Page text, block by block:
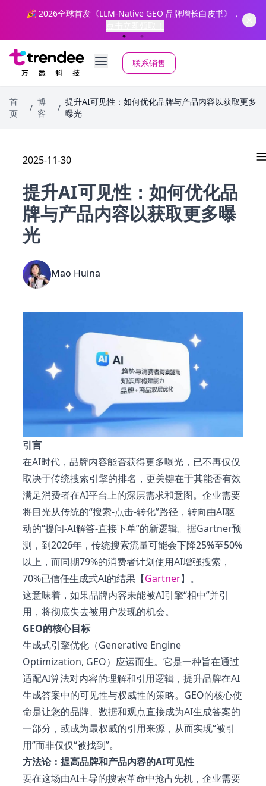
🎉 2026全球首发《LLM-Native GEO 品牌增长白皮书》，
联系销售
首
页
/
博
客
/
提升AI可见性：如何优化品牌与产品内容以获取更多
曝光
2025-11-30
提升AI可见性：如何优化品
牌与产品内容以获取更多曝
光
Mao Huina
引言
在AI时代，品牌内容能否获得更多曝光，已不再仅仅
取决于传统搜索引擎的排名，更关键在于其能否有效
满足消费者在AI平台上的深层需求和意图。企业需要
将目光从传统的“搜索-点击-转化”路径，转向由AI驱
动的“提问-AI解答-直接下单”的新逻辑。据Gartner预
测，到2026年，传统搜索流量可能会下降25%至50%
以上，而同期79%的消费者计划使用AI增强搜索，
70%已信任生成式AI的结果【Gartner】。
这意味着，如果品牌内容未能被AI引擎“相中”并引
用，将彻底失去被用户发现的机会。
GEO的核心目标
生成式引擎优化（Generative Engine
Optimization, GEO）应运而生。它是一种旨在通过
适配AI算法对内容的理解和引用逻辑，提升品牌在AI
生成答案中的可见性与权威性的策略。GEO的核心使
命是让您的品牌、数据和观点直接成为AI生成答案的
一部分，或成为最权威的引用来源，从而实现“被引
用”而非仅仅“被找到”。
方法论：提高品牌和产品内容的AI可见性
要在这场由AI主导的搜索革命中抢占先机，企业需要